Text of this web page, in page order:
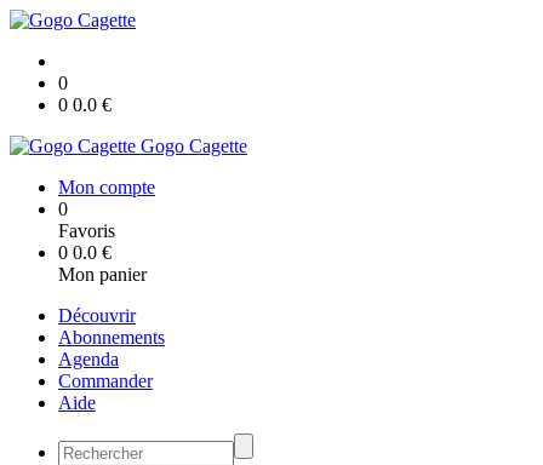
0
0 0.0 €
Gogo Cagette
Mon compte
0
Favoris
0 0.0 €
Mon panier
Découvrir
Abonnements
Agenda
Commander
Aide